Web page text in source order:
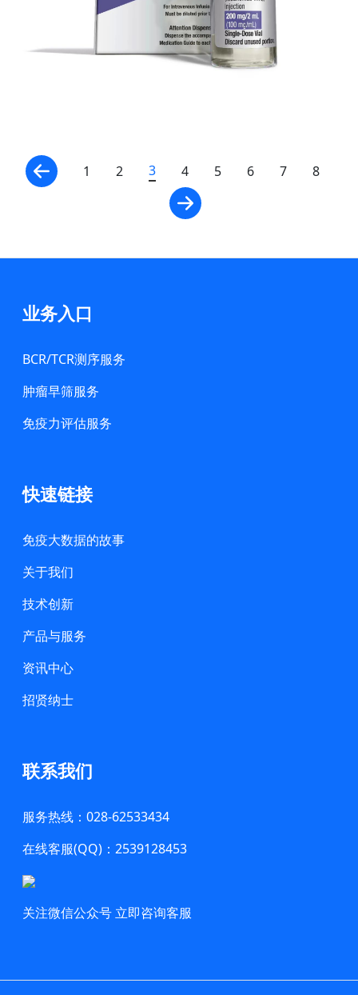
1 2 3 4 5 6 7 8
业务入口
BCR/TCR测序服务
肿瘤早筛服务
免疫力评估服务
快速链接
免疫大数据的故事
关于我们
技术创新
产品与服务
资讯中心
招贤纳士
联系我们
服务热线：028-62533434
在线客服(QQ)：2539128453
关注微信公众号 立即咨询客服